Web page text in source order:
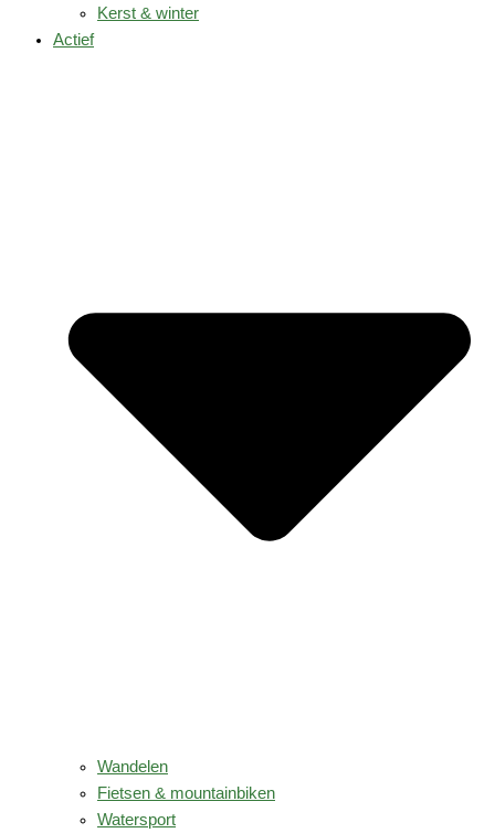
Kerst & winter
Actief
Wandelen
Fietsen & mountainbiken
Watersport